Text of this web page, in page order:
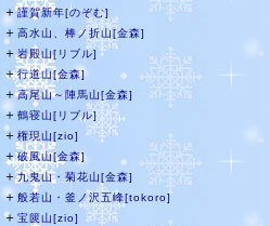
＋謹賀新年[のぞむ]
＋ 高水山、棒ノ折山[金森]
＋岩殿山[リブル]
＋行道山[金森]
＋高尾山～陣馬山[金森]
＋ 鶴寝山[リブル]
＋ 権現山[zio]
＋破風山[金森]
＋九鬼山・菊花山[金森]
＋ 般若山・釜ノ沢五峰[tokoro]
＋ 宝篋山[zio]